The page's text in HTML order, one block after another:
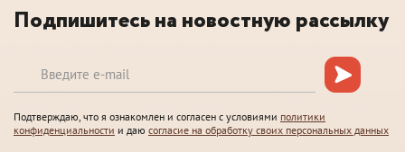
Подпишитесь на новостную рассылку
Подтверждаю, что я ознакомлен и согласен с условиями политики
конфиденциальности и даю согласие на обработку своих персональных данных